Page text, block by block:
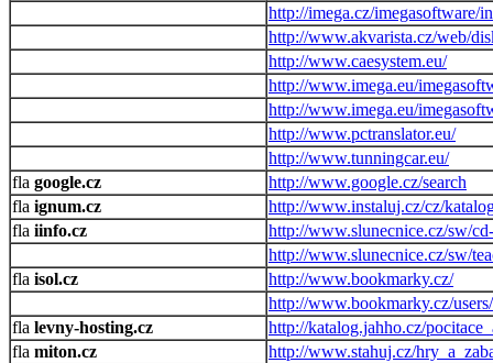
http://imega.cz/imegasoftware/
http://www.akvarista.cz/web/
http://www.caesystem.eu/
http://www.imega.eu/
http://www.imega.eu/
http://www.pctranslator.eu/
http://www.tunningcar.eu/
google.cz
http://www.google.cz/search
ignum.cz
http://www.instaluj.cz/cz/
iinfo.cz
http://www.slunecnice.cz/sw/
http://www.slunecnice.cz/sw/
isol.cz
http://www.bookmarky.cz/
http://www.bookmarky.cz/
levny-hosting.cz
http://katalog.jahho.cz/
miton.cz
http://www.stahuj.cz/